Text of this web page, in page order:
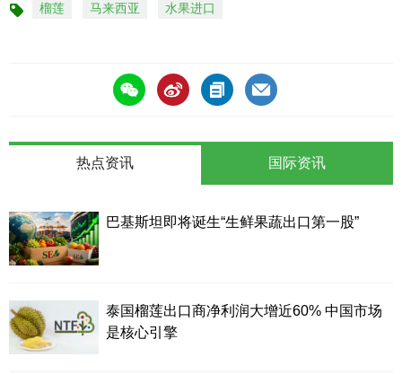
标 榴莲 马来西亚 水果进口
热点资讯
巴基斯坦即将诞生“生鲜果蔬出口第一股”
泰国榴莲出口商净利润大增近60% 中国市场
是核心引擎
国际资讯